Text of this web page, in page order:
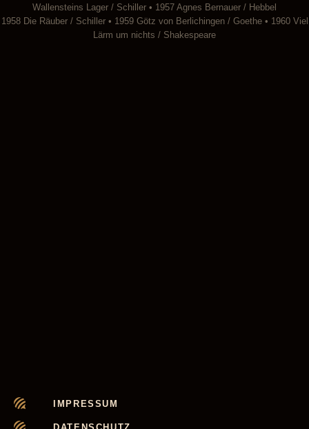
Wallensteins Lager / Schiller • 1957 Agnes Bernauer / Hebbel
1958 Die Räuber / Schiller • 1959 Götz von Berlichingen / Goethe • 1960 Viel
Lärm um nichts / Shakespeare
IMPRESSUM